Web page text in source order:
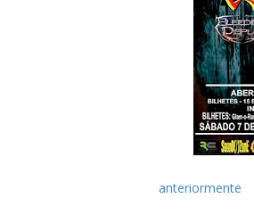
Conforme foi noticiadoanteriormente